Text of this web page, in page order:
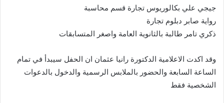
جيجي علي بكالوريوس تجارة قسم محاسبة
رواية صابر دبلوم تجارة
ذكري تامر طالبة بالثانوية العامة واصغر المتسابقات
وقد اكدت الاعلامية الدكتورة رانيا عثمان ان الحفل سيبدأ في تمام
الساعة السابعة والحضور بالملابس الرسمية والدخول بالدعوات
الشخصية فقط